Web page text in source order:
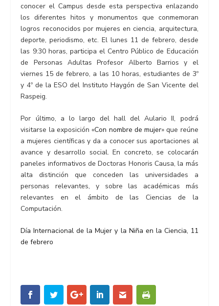
conocer el Campus desde esta perspectiva enlazando
los diferentes hitos y monumentos que conmemoran
logros reconocidos por mujeres en ciencia, arquitectura,
deporte, periodismo, etc. El lunes 11 de febrero, desde
las 9:30 horas, participa el Centro Público de Educación
de Personas Adultas Profesor Alberto Barrios y el
viernes 15 de febrero, a las 10 horas, estudiantes de 3º
y 4º de la ESO del Instituto Haygón de San Vicente del
Raspeig.
Por último, a lo largo del hall del Aulario II, podrá
visitarse la exposición «Con nombre de mujer» que reúne
a mujeres científicas y da a conocer sus aportaciones al
avance y desarrollo social. En concreto, se colocarán
paneles informativos de Doctoras Honoris Causa, la más
alta distinción que conceden las universidades a
personas relevantes, y sobre las académicas más
relevantes en el ámbito de las Ciencias de la
Computación.
Día Internacional de la Mujer y la Niña en la Ciencia, 11
de febrero